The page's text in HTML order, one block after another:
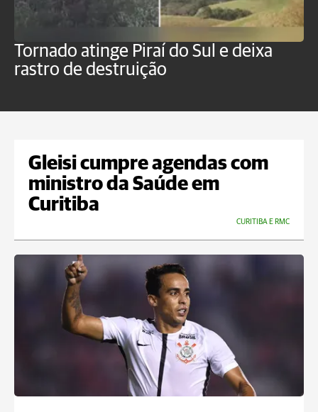
Tornado atinge Piraí do Sul e deixa
rastro de destruição
Gleisi cumpre agendas com
ministro da Saúde em
Curitiba
CURITIBA E RMC